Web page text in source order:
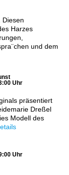
Diesen
Harzes
und dem
Uhr
präsentiert
Dreßel
Modell des
Uhr